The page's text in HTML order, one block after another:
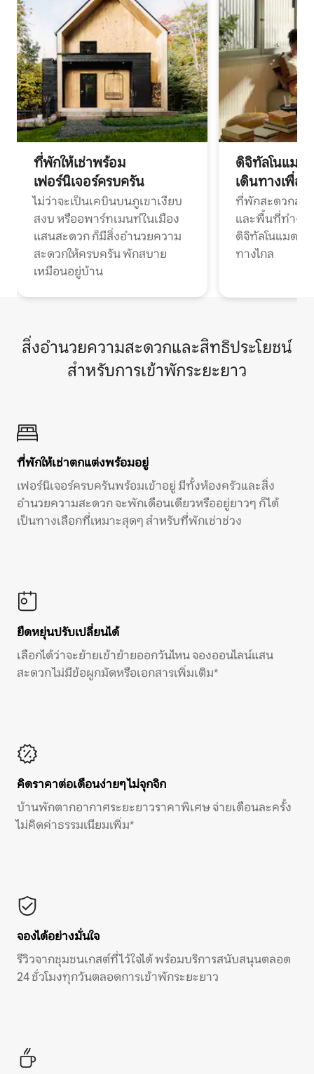
ที่พักให้เช่าพร้อม
เฟอร์นิเจอร์ครบครัน
ไม่ว่าจะเป็นเคบินบนภูเขาเงียบ
สงบ หรืออพาร์ทเมนท์ในเมือง
แสนสะดวก ก็มีสิ่งอำนวยความ
สะดวกให้ครบครัน พักสบาย
เหมือนอยู่บ้าน
ดิจิทัลโนแมด
เดินทางเพื่อ
ที่พักสะดวกสบ
และพื้นที่ทำงา
ดิจิทัลโนแมดแ
ทางไกล
สิ่งอำนวยความสะดวกและสิทธิประโยชน์
สำหรับการเข้าพักระยะยาว
ที่พักให้เช่าตกแต่งพร้อมอยู่
เฟอร์นิเจอร์ครบครันพร้อมเข้าอยู่ มีทั้งห้องครัวและสิ่ง
อำนวยความสะดวก จะพักเดือนเดียวหรืออยู่ยาวๆ ก็ได้
เป็นทางเลือกที่เหมาะสุดๆ สำหรับที่พักเช่าช่วง
ยืดหยุ่นปรับเปลี่ยนได้
เลือกได้ว่าจะย้ายเข้าย้ายออกวันไหน จองออนไลน์แสน
สะดวก ไม่มีข้อผูกมัดหรือเอกสารเพิ่มเติม*
คิดราคาต่อเดือนง่ายๆ ไม่จุกจิก
บ้านพักตากอากาศระยะยาวราคาพิเศษ จ่ายเดือนละครั้ง
ไม่คิดค่าธรรมเนียมเพิ่ม*
จองได้อย่างมั่นใจ
รีวิวจากชุมชนเกสต์ที่ไว้ใจได้ พร้อมบริการสนับสนุนตลอด
24 ชั่วโมงทุกวันตลอดการเข้าพักระยะยาว